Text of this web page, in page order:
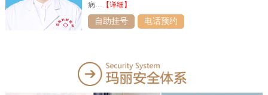
病… 【详细】
自助挂号 电话预约